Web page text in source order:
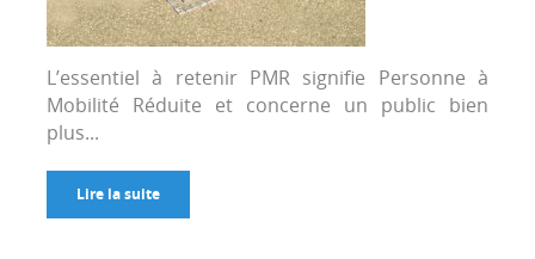
L’essentiel à retenir PMR signifie Personne à
Mobilité Réduite et concerne un public bien
plus...
Lire la suite